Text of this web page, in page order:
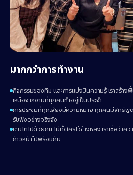
มากกว่าการทำงาน
กิจกรรมของทีม และการแบ่งปันความรู้ เราสร้า
เหนือจากงานที่ทุกคนทำอยู่เป็นประจำ
การประชุมที่ทุกเสียงมีความหมาย ทุกคนมีสิทธิ์พู
รับฟังอย่างจริงจัง
เติบโตไปด้วยกัน ไม่ทิ้งใครไว้ข้างหลัง เราเชื่อว่า
ก้าวหน้าไปพร้อมกัน